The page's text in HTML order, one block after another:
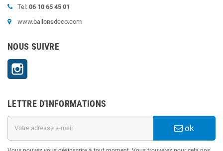
Tel: 06 10 65 45 01
www.ballonsdeco.com
NOUS SUIVRE
LETTRE D'INFORMATIONS
ok